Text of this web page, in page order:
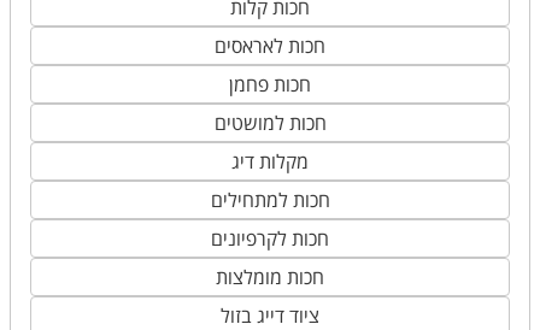
חכות קלות
חכות לאראסים
חכות פחמן
חכות למושטים
מקלות דיג
חכות למתחילים
חכות לקרפיונים
חכות מומלצות
ציוד דייג בזול